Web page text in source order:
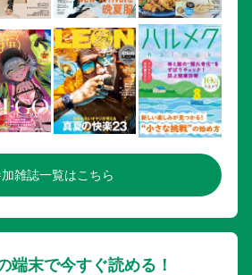
雑誌一覧はこちら
端末で今すぐ読める！